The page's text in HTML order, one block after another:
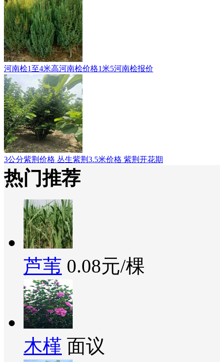
河南桧1至4米高河南桧价格1米5河南桧报价
3公分紫荆价格 丛生紫荆3.5米价格 紫荆开花期
热门推荐
芦苇 0.08元/棵
木槿 面议